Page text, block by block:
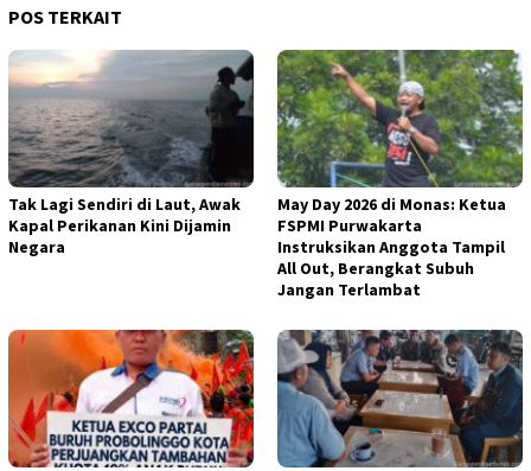
POS TERKAIT
Tak Lagi Sendiri di Laut, Awak
Kapal Perikanan Kini Dijamin
Negara
May Day 2026 di Monas: Ketua
FSPMI Purwakarta
Instruksikan Anggota Tampil
All Out, Berangkat Subuh
Jangan Terlambat